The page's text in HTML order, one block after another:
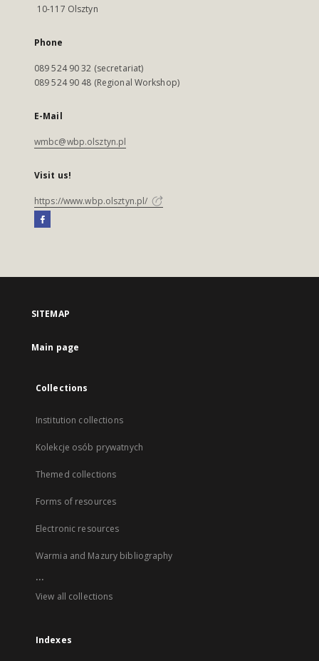
10-117 Olsztyn
Phone
089 524 90 32 (secretariat)
089 524 90 48 (Regional Workshop)
E-Mail
wmbc@wbp.olsztyn.pl
Visit us!
https://www.wbp.olsztyn.pl/
SITEMAP
Main page
Collections
Institution collections
Kolekcje osób prywatnych
Themed collections
Forms of resources
Electronic resources
Warmia and Mazury bibliography
...
View all collections
Indexes